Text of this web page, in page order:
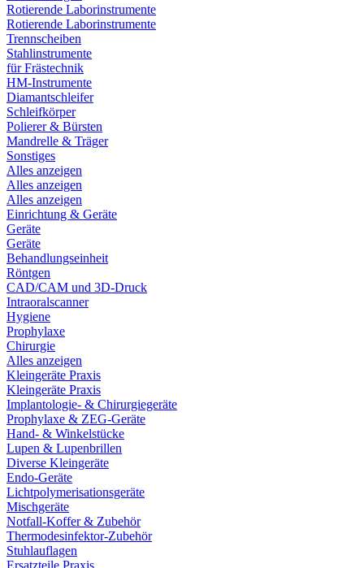
Rotierende Laborinstrumente
Rotierende Laborinstrumente
Trennscheiben
Stahlinstrumente
für Frästechnik
HM-Instrumente
Diamantschleifer
Schleifkörper
Polierer & Bürsten
Mandrelle & Träger
Sonstiges
Alles anzeigen
Alles anzeigen
Alles anzeigen
Einrichtung & Geräte
Geräte
Geräte
Behandlungseinheit
Röntgen
CAD/CAM und 3D-Druck
Intraoralscanner
Hygiene
Prophylaxe
Chirurgie
Alles anzeigen
Kleingeräte Praxis
Kleingeräte Praxis
Implantologie- & Chirurgiegeräte
Prophylaxe & ZEG-Geräte
Hand- & Winkelstücke
Lupen & Lupenbrillen
Diverse Kleingeräte
Endo-Geräte
Lichtpolymerisationsgeräte
Mischgeräte
Notfall-Koffer & Zubehör
Thermodesinfektor-Zubehör
Stuhlauflagen
Ersatzteile Praxis